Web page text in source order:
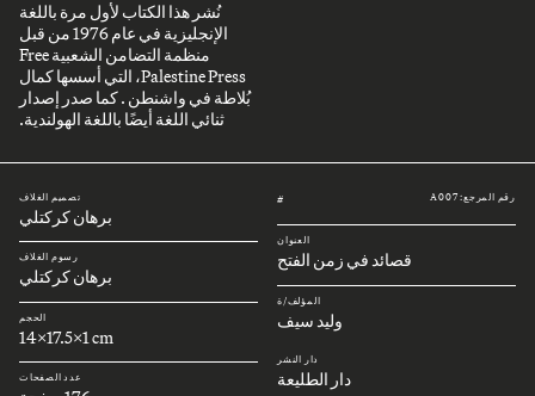
نُشر هذا الكتاب لأول مرة باللغة
الإنجليزية في عام 1976 من قبل
منظمة التضامن الشعبية Free
Palestine Press، التي أسسها كمال
بُلاطة في واشنطن . كما صدر إصدار
ثنائي اللغة أيضًا باللغة الهولندية.
رقم المرجع: A007 #
العنوان
قصائد في زمن الفتح
المؤلف/ة
وليد سيف
دار النشر
دار الطليعة
تصميم الغلاف
برهان كركتلي
رسوم الغلاف
برهان كركتلي
الحجم
14x17.5x1 cm
عدد الصفحات